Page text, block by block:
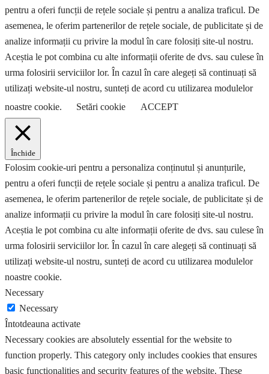
pentru a oferi funcții de rețele sociale și pentru a analiza traficul. De
asemenea, le oferim partenerilor de rețele sociale, de publicitate și de
analize informații cu privire la modul în care folosiți site-ul nostru.
Aceștia le pot combina cu alte informații oferite de dvs. sau culese în
urma folosirii serviciilor lor. În cazul în care alegeți să continuați să
utilizați website-ul nostru, sunteți de acord cu utilizarea modulelor
noastre cookie.
Setări cookie ACCEPT
Închide
Folosim cookie-uri pentru a personaliza conținutul și anunțurile,
pentru a oferi funcții de rețele sociale și pentru a analiza traficul. De
asemenea, le oferim partenerilor de rețele sociale, de publicitate și de
analize informații cu privire la modul în care folosiți site-ul nostru.
Aceștia le pot combina cu alte informații oferite de dvs. sau culese în
urma folosirii serviciilor lor. În cazul în care alegeți să continuați să
utilizați website-ul nostru, sunteți de acord cu utilizarea modulelor
noastre cookie.
Necessary
Necessary
Întotdeauna activate
Necessary cookies are absolutely essential for the website to
function properly. This category only includes cookies that ensures
basic functionalities and security features of the website. These